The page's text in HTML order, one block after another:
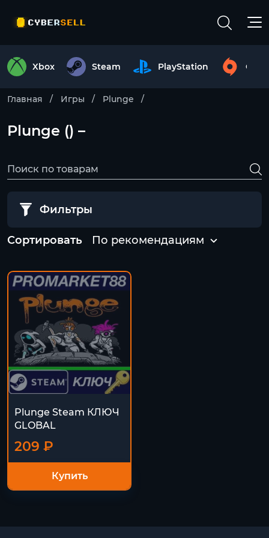
Xbox Steam PlayStation
Главная Игры Plunge
Plunge () –
Фильтры
Сортировать По рекомендациям
Plunge Steam КЛЮЧ
GLOBAL
209 ₽
Купить